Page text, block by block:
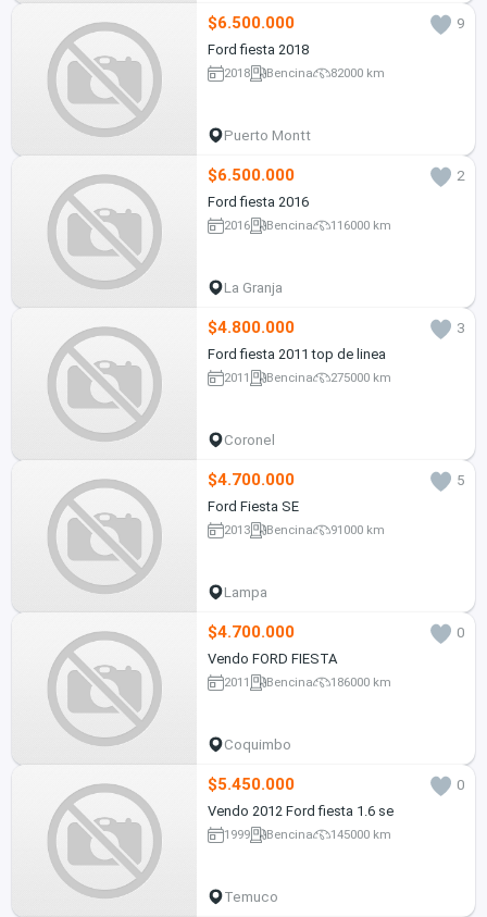
$6.500.000
9
Ford fiesta 2018
2018 Bencina 82000 km
Puerto Montt
$6.500.000
2
Ford fiesta 2016
2016 Bencina 116000 km
La Granja
$4.800.000
3
Ford fiesta 2011 top de linea
2011 Bencina 275000 km
Coronel
$4.700.000
5
Ford Fiesta SE
2013 Bencina 91000 km
Lampa
$4.700.000
0
Vendo FORD FIESTA
2011 Bencina 186000 km
Coquimbo
$5.450.000
0
Vendo 2012 Ford fiesta 1.6 se
1999 Bencina 145000 km
Temuco